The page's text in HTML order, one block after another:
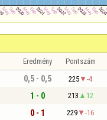
Eredmény Pontszám
0,5 - 0,5 225 -4
1 - 0 213 12
0 - 1 229 -16